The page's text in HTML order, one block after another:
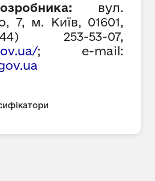
вул.
7, м. Київ, 01601,
253-53-07,
; e-mail: